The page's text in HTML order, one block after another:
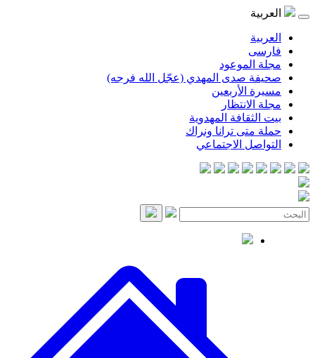
العربية
العربية
فارسی
مجلة الموعود
صحيفة صدى المهدي (عجّل الله فرجه)
مسيرة الأربعين
مجلة الانتظار
بيت الثقافة المهدوية
حملة متى ترانا ونراك
التواصل الاجتماعي